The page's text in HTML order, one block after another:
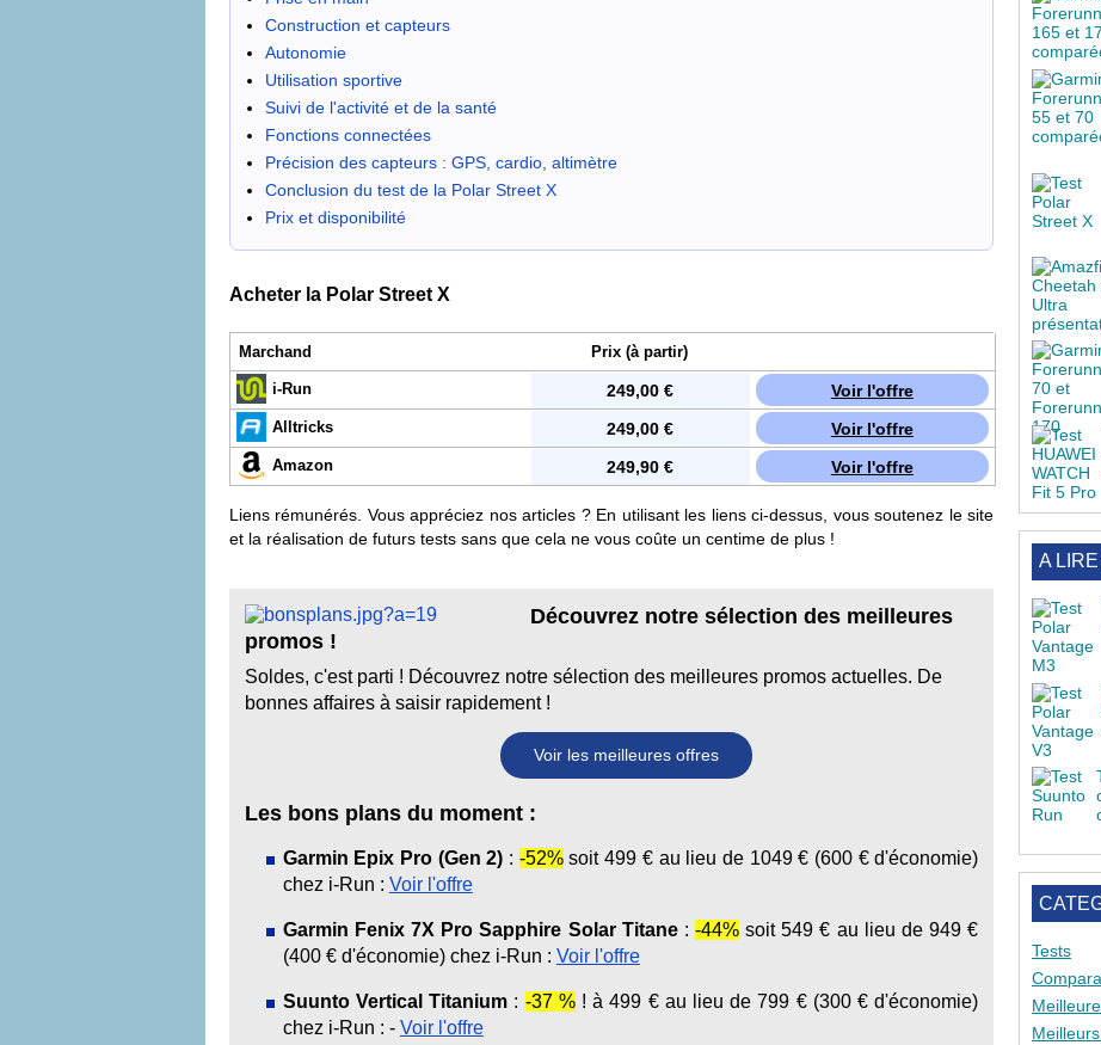
Construction et capteurs
Autonomie
Utilisation sportive
Suivi de l'activité et de la santé
Fonctions connectées
Précision des capteurs : GPS, cardio, altimètre
Conclusion du test de la Polar Street X
Prix et disponibilité
Acheter la Polar Street X
Marchand Prix (à partir)
i-Run Voir l'offre
249,00 €
Alltricks Voir l'offre
249,00 €
Amazon Voir l'offre
249,90 €
Liens rémunérés. Vous appréciez nos articles ? En utilisant les liens ci-dessus, vous soutenez le site
et la réalisation de futurs tests sans que cela ne vous coûte un centime de plus !
Découvrez notre sélection des meilleures
promos !
Soldes, c'est parti ! Découvrez notre sélection des meilleures promos actuelles. De
bonnes affaires à saisir rapidement !
Voir les meilleures offres
Les bons plans du moment :
Garmin Epix Pro (Gen 2) : -52%soit 499 € au lieu de 1049 € (600 € d'économie)
chez i-Run : Voir l'offre
Garmin Fenix 7X Pro Sapphire Solar Titane:-44% soit 549 € au lieu de 949 €
(400 € d'économie) chez i-Run : Voir l'offre
Suunto Vertical Titanium : -37 %! à 499 € au lieu de 799 € (300 € d'économie)
chez i-Run : - Voir l'offre
A LIRE
Tests